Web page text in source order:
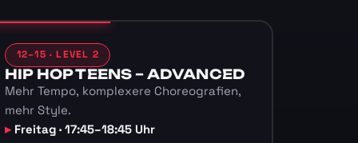
12–15 · LEVEL 2
HIP HOP TEENS – ADVANCED
Mehr Tempo, komplexere Choreografien,
mehr Style.
Freitag · 17:45–18:45 Uhr